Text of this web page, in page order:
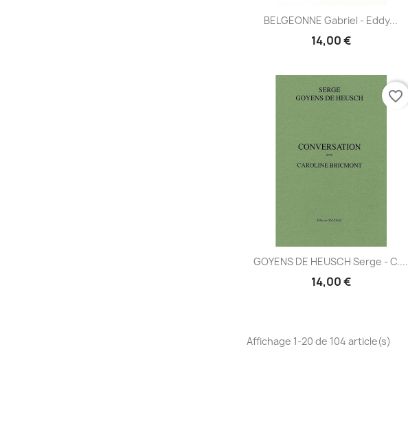
BELGEONNE Gabriel - Eddy...
14,00 €
Aperçu
GOYENS DE HEUSCH Serge - C....
14,00 €
Aperçu
favorite_border
Affichage 1-20 de 104 article(s)